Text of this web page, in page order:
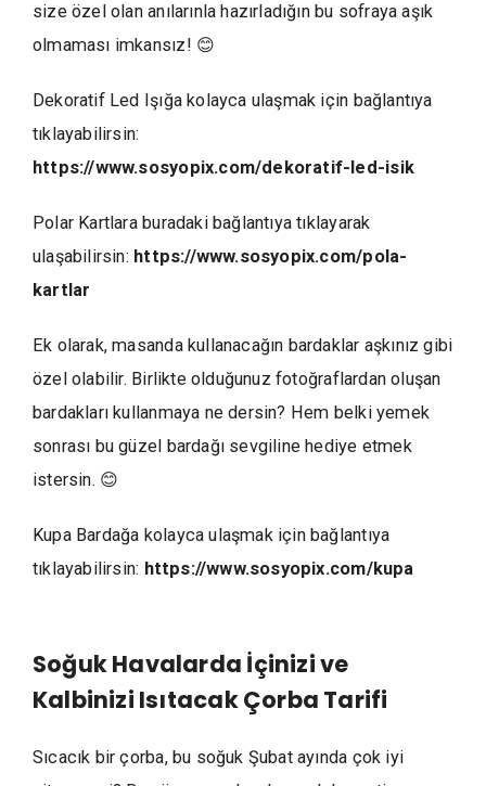
size özel olan anılarınla hazırladığın bu sofraya aşık
olmaması imkansız! 😊
Dekoratif Led Işığa kolayca ulaşmak için bağlantıya
tıklayabilirsin:
https://www.sosyopix.com/dekoratif-led-isik
Polar Kartlara buradaki bağlantıya tıklayarak
ulaşabilirsin: https://www.sosyopix.com/pola-
kartlar
Ek olarak, masanda kullanacağın bardaklar aşkınız gibi
özel olabilir. Birlikte olduğunuz fotoğraflardan oluşan
bardakları kullanmaya ne dersin? Hem belki yemek
sonrası bu güzel bardağı sevgiline hediye etmek
istersin. 😊
Kupa Bardağa kolayca ulaşmak için bağlantıya
tıklayabilirsin: https://www.sosyopix.com/kupa
Soğuk Havalarda İçinizi ve
Kalbinizi Isıtacak Çorba Tarifi
Sıcacık bir çorba, bu soğuk Şubat ayında çok iyi